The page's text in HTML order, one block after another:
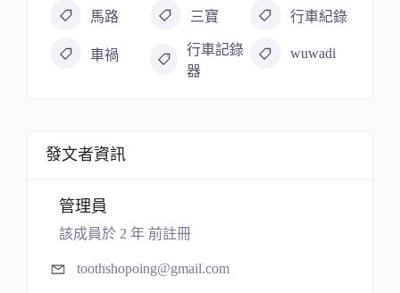
馬路 三寶 行車紀錄
車禍
行車記錄
器
wuwadi
發文者資訊
管理員
該成員於 2 年 前註冊
toothshopoing@gmail.com